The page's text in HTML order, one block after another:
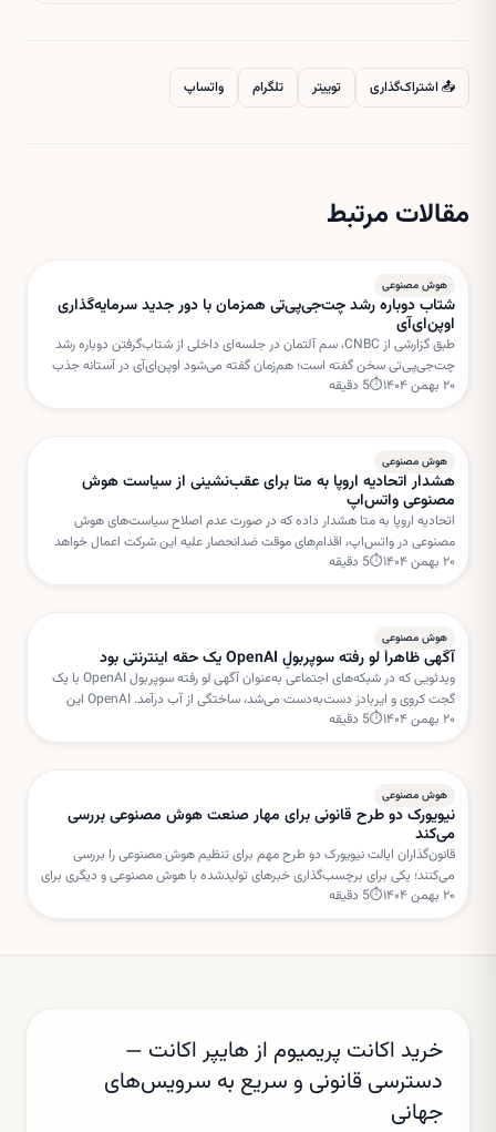
📤 اشتراک‌گذاری توییتر تلگرام واتساپ
مقالات مرتبط
هوش مصنوعی
شتاب دوباره رشد چت‌جی‌پی‌تی همزمان با دور جدید سرمایه‌گذاری
اوپن‌ای‌آی
طبق گزارشی از CNBC، سم آلتمان در جلسه‌ای داخلی از شتاب‌گرفتن دوباره رشد
چت‌جی‌پی‌تی سخن گفته است؛ هم‌زمان گفته می‌شود اوپن‌ای‌آی در آستانه جذب
دور جدیدی از سرمایه‌گذاری با ارزش‌گذاری بسیار بالا است.
۲۰ بهمن ۱۴۰۴ ⏱
5 دقیقه
هوش مصنوعی
هشدار اتحادیه اروپا به متا برای عقب‌نشینی از سیاست هوش
مصنوعی واتس‌اپ
اتحادیه اروپا به متا هشدار داده که در صورت عدم اصلاح سیاست‌های هوش
مصنوعی در واتس‌اپ، اقدام‌های موقت ضدانحصار علیه این شرکت اعمال خواهد
شد. بروکسل نگران استفاده متا از داده‌های کاربران برای خدمات هوش مصنوعی
۲۰ بهمن ۱۴۰۴ ⏱
5 دقیقه
هوش مصنوعی
آگهی ظاهراً لو رفته سوپربولِ OpenAI یک حقه اینترنتی بود
ویدئویی که در شبکه‌های اجتماعی به‌عنوان آگهی لو رفته سوپربول OpenAI با یک
گجت کروی و ایربادز دست‌به‌دست می‌شد، ساختگی از آب درآمد. OpenAI این
داستان را «فیک نیوز» خوانده است.
۲۰ بهمن ۱۴۰۴ ⏱
5 دقیقه
هوش مصنوعی
نیویورک دو طرح قانونی برای مهار صنعت هوش مصنوعی بررسی
می‌کند
قانون‌گذاران ایالت نیویورک دو طرح مهم برای تنظیم هوش مصنوعی را بررسی
می‌کنند؛ یکی برای برچسب‌گذاری خبرهای تولیدشده با هوش مصنوعی و دیگری برای
تعلیق مجوز ساخت مراکز داده جدید.
۲۰ بهمن ۱۴۰۴ ⏱
5 دقیقه
خرید اکانت پریمیوم از هایپر اکانت —
دسترسی قانونی و سریع به سرویس‌های
جهانی